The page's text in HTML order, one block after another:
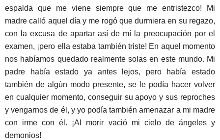
espalda que me viene siempre que me entristezco! Mi
madre calló aquel día y me rogó que durmiera en su regazo,
con la excusa de apartar así de mí la preocupación por el
examen, ¡pero ella estaba también triste! En aquel momento
nos habíamos quedado realmente solas en este mundo. Mi
padre había estado ya antes lejos, pero había estado
también de algún modo presente, se le podía hacer volver
en cualquier momento, conseguir su apoyo y sus reproches
y vengarnos de él, y yo podía también amenazar a mi madre
con irme con él. ¡Al morir vació mi cielo de ángeles y
demonios!